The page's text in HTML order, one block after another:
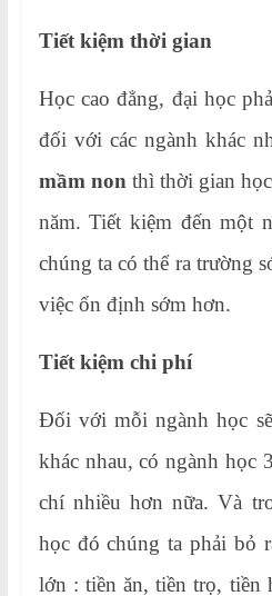
Tiết kiệm thời gian
Học cao đẳng, đại học
đối với các ngành khác
mầm nonthì thời gian
năm. Tiết kiệm đến một
chúng ta có thể ra trường
việc ổn định sớm hơn.
Tiết kiệm chi phí
Đối với mỗi ngành học
khác nhau, có ngành học
chí nhiều hơn nữa. Và
học đó chúng ta phải bỏ
lớn : tiền ăn, tiền trọ, tiền